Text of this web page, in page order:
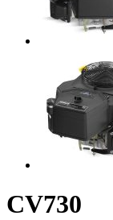
CV730